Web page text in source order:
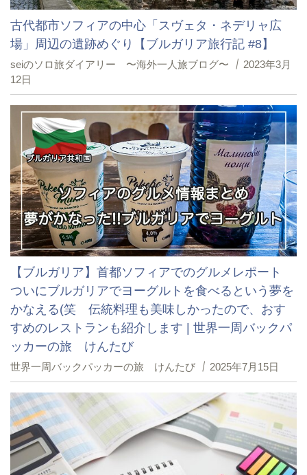
古代都市ソフィアの中心「スヴェタ・ネデリャ広
場」周辺の遺跡めぐり【ブルガリア旅行記 #8】
seiのソロ旅ダイアリー 〜海外一人旅ブログ〜
2023年3月
12日
【ブルガリア】首都ソフィアでのグルメレポート
ついにブルガリアでヨーグルトを食べるという夢を
かなえる(笑 伝統料理も美味しかったので、おす
すめのレストランも紹介します | 世界一周バックパ
ッカーの旅 けんたび
世界一周バックパッカーの旅 けんたび 2025年7月15日